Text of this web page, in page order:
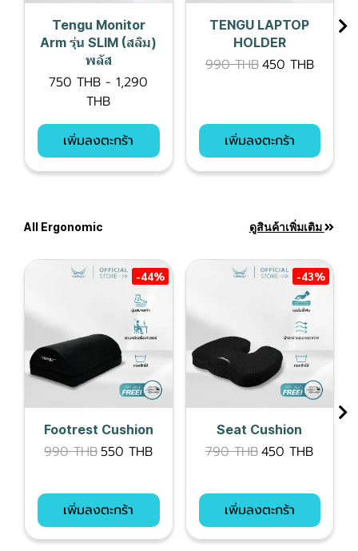
Tengu Monitor
Arm รุ่น SLIM (สลิม)
พลัส
750 THB -1,290
THB
เพิ่มลงตะกร้า
TENGU LAPTOP
HOLDER
990 THB450 THB
เพิ่มลงตะกร้า
All Ergonomic ดูสินค้าเพิ่มเติม
-44%
Footrest Cushion
990 THB550 THB
เพิ่มลงตะกร้า
-43%
Seat Cushion
790 THB450 THB
เพิ่มลงตะกร้า